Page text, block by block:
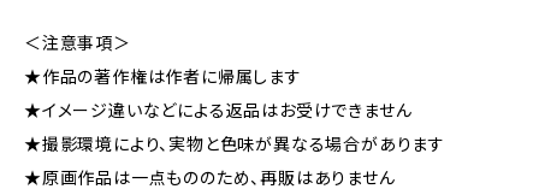
＜注意事項＞
★作品の著作権は作者に帰属します
★イメージ違いなどによる返品はお受けできません
★撮影環境により、実物と色味が異なる場合があります
★原画作品は一点もののため、再販はありません